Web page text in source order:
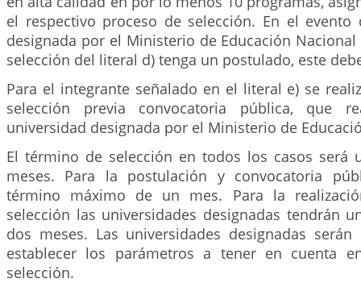
el respectivo proceso de selección. En el evento
designada por el Ministerio de Educación
selección del literal d) tenga un postulado, este
Para el integrante señalado en el literal e) se
selección previa convocatoria pública, que
universidad designada por el Ministerio de
El término de selección en todos los casos será
meses. Para la postulación y convocatoria
término máximo de un mes. Para la
selección las universidades designadas tendrán
dos meses. Las universidades designadas serán
establecer los parámetros a tener en cuenta
selección.